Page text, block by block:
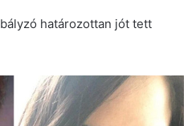
határozottan jót tett